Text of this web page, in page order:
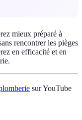
mieux préparé à
rencontrer les pièges
en efficacité et en
sur YouTube